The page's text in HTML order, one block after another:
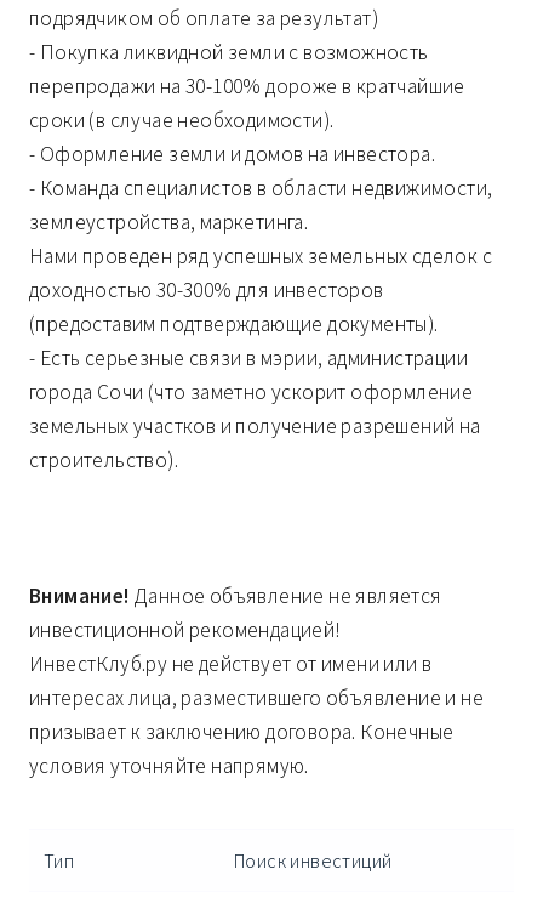
подрядчиком об оплате за результат)
- Покупка ликвидной земли с возможность
перепродажи на 30-100% дороже в кратчайшие
сроки (в случае необходимости).
- Оформление земли и домов на инвестора.
- Команда специалистов в области недвижимости,
землеустройства, маркетинга.
Нами проведен ряд успешных земельных сделок с
доходностью 30-300% для инвесторов
(предоставим подтверждающие документы).
- Есть серьезные связи в мэрии, администрации
города Сочи (что заметно ускорит оформление
земельных участков и получение разрешений на
строительство).
Внимание! Данное объявление не является
инвестиционной рекомендацией!
ИнвестКлуб.ру не действует от имени или в
интересах лица, разместившего объявление и не
призывает к заключению договора. Конечные
условия уточняйте напрямую.
Тип Поиск инвестиций